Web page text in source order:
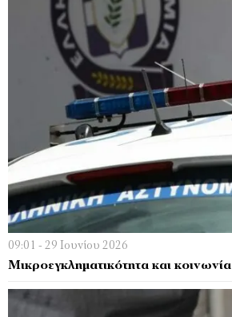
09:01 - 29 Ιουνίου 2026
Μικροεγκληματικότητα και κοινωνία